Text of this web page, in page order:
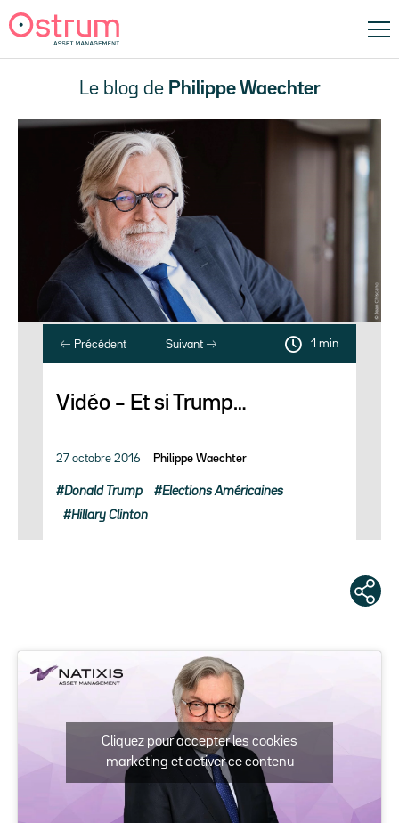
Le blog de Philippe Waechter
Précédent Suivant 1 min
Vidéo – Et si Trump…
27 octobre 2016 Philippe Waechter
Donald Trump Elections Américaines
Hillary Clinton
Cliquez pour accepter les cookies
marketing et activer ce contenu